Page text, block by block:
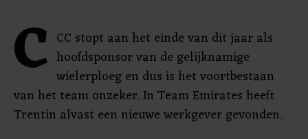
C CC stopt aan het einde van dit jaar als
hoofdsponsor van de gelijknamige
wielerploeg en dus is het voortbestaan
van het team onzeker. In Team Emirates heeft
Trentin alvast een nieuwe werkgever gevonden.